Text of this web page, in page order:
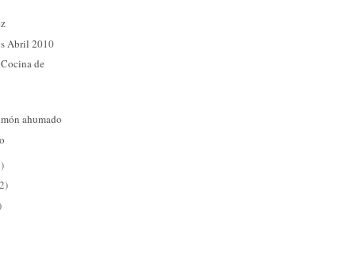
Abril 2010
de
ahumado